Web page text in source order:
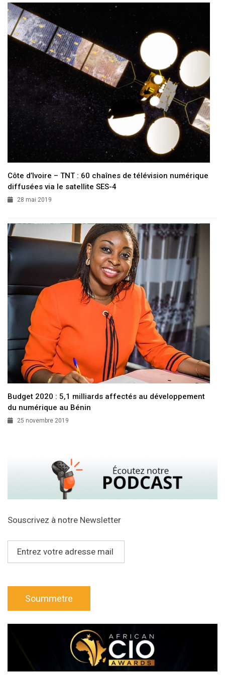
Côte d’Ivoire – TNT : 60 chaînes de télévision numérique
diffusées via le satellite SES-4
28 mai 2019
Budget 2020 : 5,1 milliards affectés au développement
du numérique au Bénin
25 novembre 2019
Souscrivez à notre Newsletter